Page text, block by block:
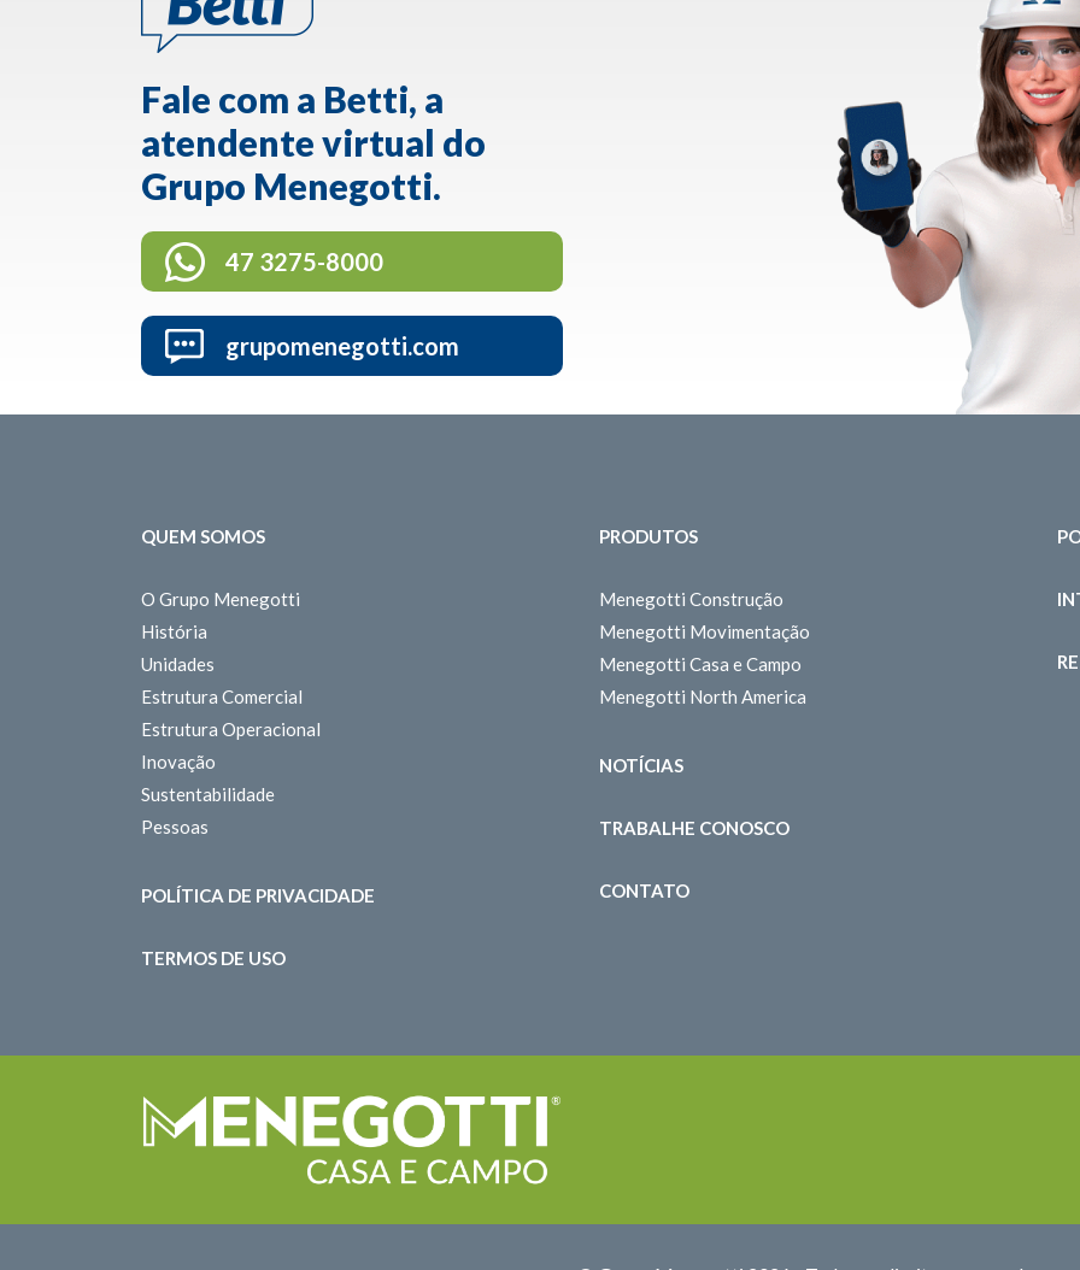
Fale com a Betti, a
atendente virtual do
Grupo Menegotti.
47 3275-8000
grupomenegotti.com
QUEM SOMOS
O Grupo Menegotti
História
Unidades
Estrutura Comercial
Estrutura Operacional
Inovação
Sustentabilidade
Pessoas
POLÍTICA DE PRIVACIDADE
TERMOS DE USO
PRODUTOS
Menegotti Construção
Menegotti Movimentação
Menegotti Casa e Campo
Menegotti North America
NOTÍCIAS
TRABALHE CONOSCO
CONTATO